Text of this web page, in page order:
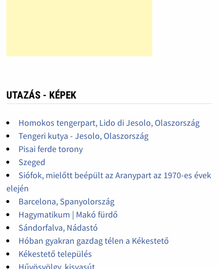
UTAZÁS - KÉPEK
Homokos tengerpart, Lido di Jesolo, Olaszország
Tengeri kutya - Jesolo, Olaszország
Pisai ferde torony
Szeged
Siófok, mielőtt beépült az Aranypart az 1970-es évek
elején
Barcelona, Spanyolország
Hagymatikum | Makó fürdő
Sándorfalva, Nádastó
Hóban gyakran gazdag télen a Kékestető
Kékestető település